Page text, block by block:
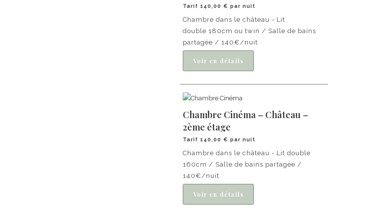
Tarif 140,00 € par nuit
Chambre dans le château - Lit
double 180cm ou twin / Salle de bains
partagée / 140€/nuit
Chambre Cinéma – Château –
2ème étage
Tarif 140,00 € par nuit
Chambre dans le château - Lit double
160cm / Salle de bains partagée /
140€/nuit